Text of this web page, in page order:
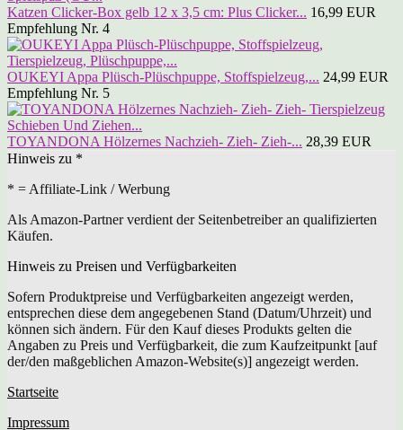
Katzen Clicker-Box gelb 12 x 3,5 cm: Plus Clicker... 16,99 EUR
Empfehlung Nr. 4
OUKEYI Appa Plüsch-Plüschpuppe, Stoffspielzeug,... 24,99 EUR
Empfehlung Nr. 5
TOYANDONA Hölzernes Nachzieh- Zieh- Zieh-... 28,39 EUR
Hinweis zu *
* = Affiliate-Link / Werbung
Als Amazon-Partner verdient der Seitenbetreiber an qualifizierten
Käufen.
Hinweis zu Preisen und Verfügbarkeiten
Sofern Produktpreise und Verfügbarkeiten angezeigt werden,
entsprechen diese dem angegebenen Stand (Datum/Uhrzeit) und
können sich ändern. Für den Kauf dieses Produkts gelten die
Angaben zu Preis und Verfügbarkeit, die zum Kaufzeitpunkt [auf
der/den maßgeblichen Amazon-Website(s)] angezeigt werden.
Startseite
Impressum